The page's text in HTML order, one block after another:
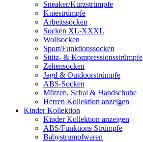
Sneaker/Kurzstrümpfe
Kniestrümpfe
Arbeitssocken
Socken XL-XXXL
Wollsocken
Sport/Funktionssocken
Stütz- & Kompressionsstrümpfe
Zehensocken
Jagd & Outdoorstrümpfe
ABS-Socken
Mützen, Schal & Handschuhe
Herren Kollektion anzeigen
Kinder Kollektion
Kinder Kollektion anzeigen
ABS/Funktions Strümpfe
Babystrumpfwaren